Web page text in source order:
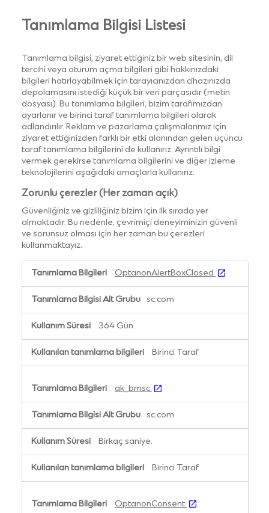
Tanımlama Bilgisi Listesi
Tanımlama bilgisi, ziyaret ettiğiniz bir web sitesinin, dil
tercihi veya oturum açma bilgileri gibi hakkınızdaki
bilgileri hatırlayabilmek için tarayıcınızdan cihazınızda
depolamasını istediği küçük bir veri parçasıdır (metin
dosyası). Bu tanımlama bilgileri, bizim tarafımızdan
ayarlanır ve birinci taraf tanımlama bilgileri olarak
adlandırılır. Reklam ve pazarlama çalışmalarımız için
ziyaret ettiğinizden farklı bir etki alanından gelen üçüncü
taraf tanımlama bilgilerini de kullanırız. Ayrıntılı bilgi
vermek gerekirse tanımlama bilgilerini ve diğer izleme
teknolojilerini aşağıdaki amaçlarla kullanırız:
Zorunlu çerezler (Her zaman açık)
Güvenliğiniz ve gizliliğiniz bizim için ilk sırada yer
almaktadır. Bu nedenle, çevrimiçi deneyiminizin güvenli
ve sorunsuz olması için her zaman bu çerezleri
kullanmaktayız.
Zorunlu
çerezler
(Her
zaman
açık)
OptanonAlertBoxClosed
sc.com
364 Gün
Birinci Taraf
ak_bmsc
sc.com
Birkaç saniye.
Birinci Taraf
OptanonConsent